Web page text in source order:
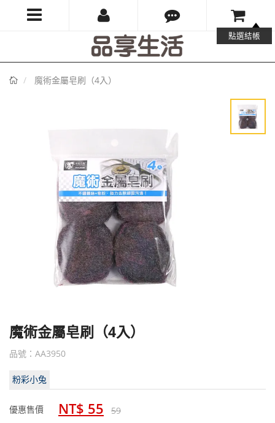
點選結帳
品
享
生
限
公
司
首
魔術金屬皂刷（4入）
魔術金屬皂刷（4入）
品號：AA3950
粉彩小兔
優惠售價 NT$ 55
59